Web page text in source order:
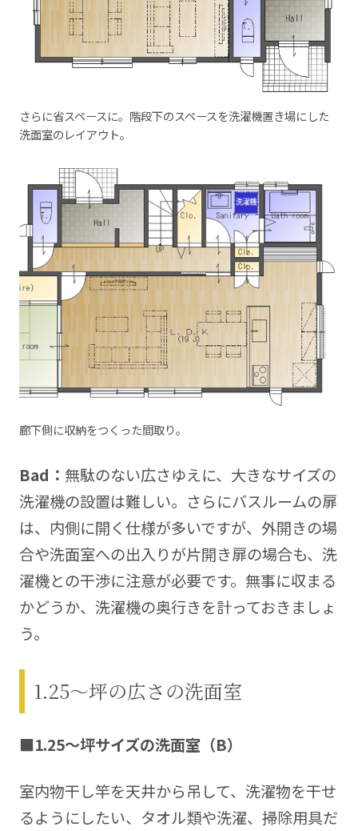
さらに省スペースに。階段下のスペースを洗濯機置き場にした
洗面室のレイアウト。
廊下側に収納をつくった間取り。
Bad ： 無駄のない広さゆえに、大きなサイズの
洗濯機の設置は難しい。さらにバスルームの扉
は、内側に開く仕様が多いですが、外開きの場
合や洗面室への出入りが片開き扉の場合も、洗
濯機との干渉に注意が必要です。無事に収まる
かどうか、洗濯機の奥行きを計っておきましょ
う。
1.25～坪の広さの洗面室
■1.25～坪サイズの洗面室（B）
室内物干し竿を天井から吊して、洗濯物を干せ
るようにしたい、タオル類や洗濯、掃除用具だ